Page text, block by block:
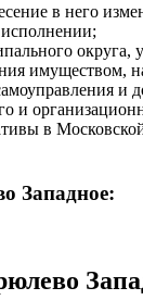
в него
округа,
имуществом,
и
в
власти
значения;
Западное: